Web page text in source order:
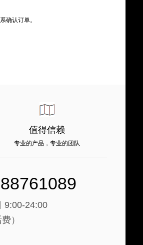
确认订单。
值得信赖
专业的产品，专业的团队
9:00-24:00
）